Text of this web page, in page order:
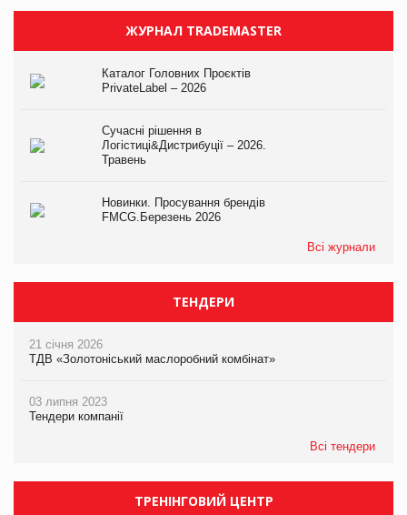
ЖУРНАЛ TRADEMASTER
Каталог Головних Проєктів
PrivateLabel – 2026
Сучасні рішення в
Логістиці&Дистрибуції – 2026.
Травень
Новинки. Просування брендів
FMCG.Березень 2026
Всі журнали
ТЕНДЕРИ
21 січня 2026
ТДВ «Золотоніський маслоробний комбінат»
03 липня 2023
Тендери компанії
Всі тендери
ТРЕНІНГОВИЙ ЦЕНТР